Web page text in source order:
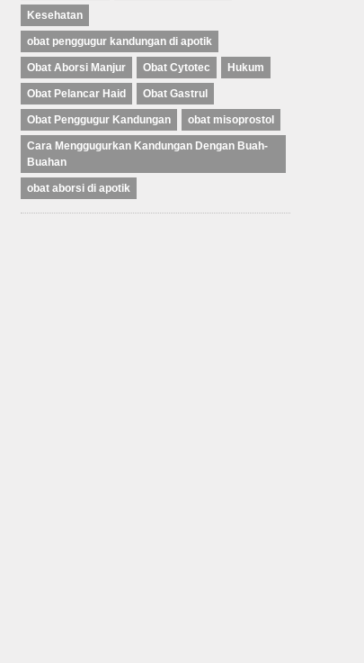
Kesehatan
obat penggugur kandungan di apotik
Obat Aborsi Manjur Obat Cytotec Hukum
Obat Pelancar Haid Obat Gastrul
Obat Penggugur Kandungan obat misoprostol
Cara Menggugurkan Kandungan Dengan Buah-
Buahan
obat aborsi di apotik